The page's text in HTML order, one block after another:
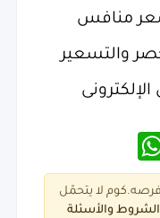
منافس
والتسعير
لا يتحمّل
الشروط والأسئلة